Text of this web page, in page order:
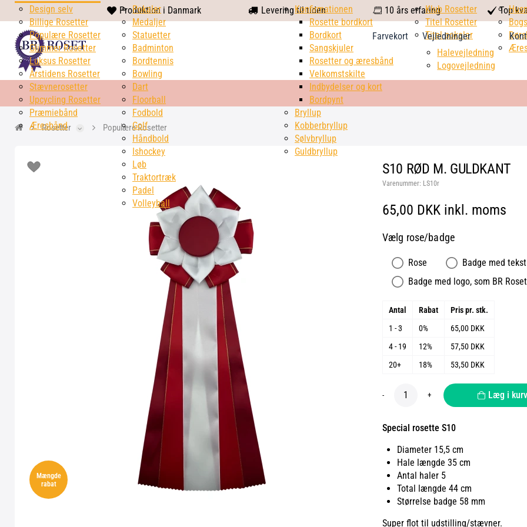
heart
solid
Produktion i Danmark Levering til tiden calendar
10 års erfaring
check
mark
Top
Farvekort
Vejledninger
Halevejledning
Logovejledning
Design selv
Billige Rosetter
Populære Rosetter
Glimmer Rosetter
Luksus Rosetter
Årstidens Rosetter
Stævnerosetter
Upcycling Rosetter
Præmiebånd
Æresbånd
Pokaler
Medaljer
Statuetter
Badminton
Bordtennis
Bowling
Dart
Floorball
Fodbold
Golf
Håndbold
Ishockey
Løb
Traktortræk
Padel
Volleyball
Konfirmationen
Rosette bordkort
Bordkort
Sangskjuler
Rosetter og æresbånd
Velkomstskilte
Indbydelser og kort
Bordpynt
Bryllup
Kobberbryllup
Sølvbryllup
Guldbryllup
Klub Rosetter
Titel Rosetter
Titel pokaler
Rosetter Populære Rosetter
Mængde
rabat
S10 RØD M. GULDKANT
Varenummer: LS10r
65,00 DKK inkl. moms
Vælg rose/badge
Rose Badge med tekst
Badge med logo, som BR
Antal Rabat
Pris pr. stk.
1 - 3
0%
65,00 DKK
4 - 19
12%
57,50 DKK
20+
18% 53,50 DKK
- + Læg i kurv
Special rosette S10
Diameter 15,5 cm
Hale længde 35 cm
Antal haler 5
Total længde 44 cm
Størrelse badge 58 mm
Super flot til udstilling/stævner.